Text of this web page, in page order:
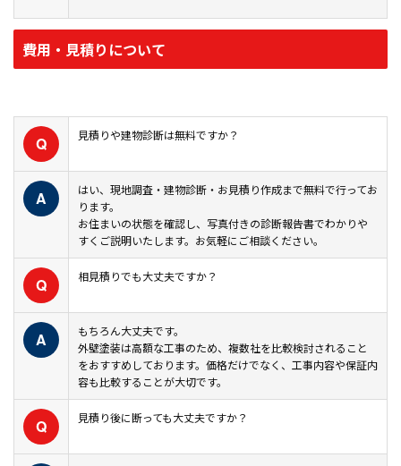
費用・見積りについて
Q 見積りや建物診断は無料ですか？
A
はい、現地調査・建物診断・お見積り作成まで無料で行ってお
ります。
お住まいの状態を確認し、写真付きの診断報告書でわかりや
すくご説明いたします。お気軽にご相談ください。
Q 相見積りでも大丈夫ですか？
A
もちろん大丈夫です。
外壁塗装は高額な工事のため、複数社を比較検討されること
をおすすめしております。価格だけでなく、工事内容や保証内
容も比較することが大切です。
Q 見積り後に断っても大丈夫ですか？